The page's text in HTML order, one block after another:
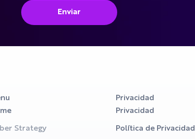
Enviar
Strategy
Privacidad
Privacidad
Política de Privacidad